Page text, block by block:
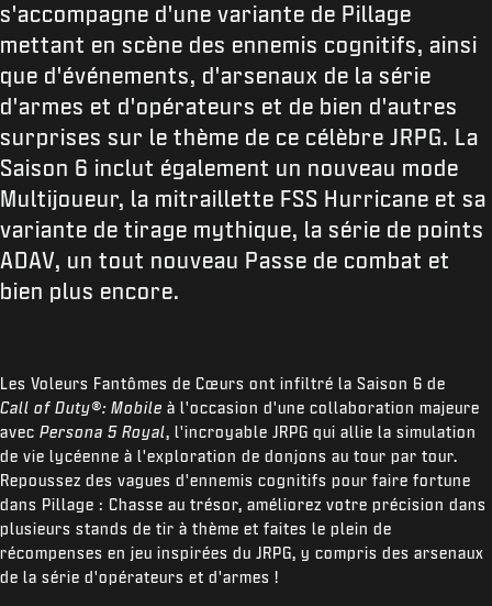
s'accompagne d'une variante de Pillage
mettant en scène des ennemis cognitifs, ainsi
que d'événements, d'arsenaux de la série
d'armes et d'opérateurs et de bien d'autres
surprises sur le thème de ce célèbre JRPG. La
Saison 6 inclut également un nouveau mode
Multijoueur, la mitraillette FSS Hurricane et sa
variante de tirage mythique, la série de points
ADAV, un tout nouveau Passe de combat et
bien plus encore.
Les Voleurs Fantômes de Cœurs ont infiltré la Saison 6 de
Call of Duty®: Mobile à l'occasion d'une collaboration majeure
avec Persona 5 Royal, l'incroyable JRPG qui allie la simulation
de vie lycéenne à l'exploration de donjons au tour par tour.
Repoussez des vagues d'ennemis cognitifs pour faire fortune
dans Pillage : Chasse au trésor, améliorez votre précision dans
plusieurs stands de tir à thème et faites le plein de
récompenses en jeu inspirées du JRPG, y compris des arsenaux
de la série d'opérateurs et d'armes !